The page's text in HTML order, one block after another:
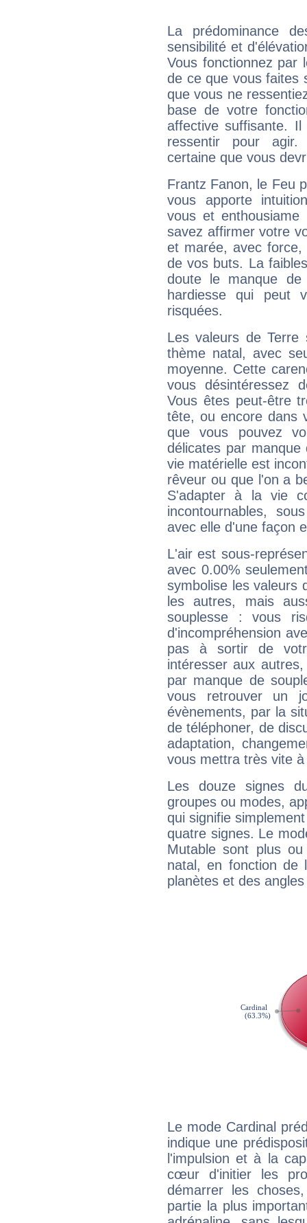
La prédominance
sensibilité et
Vous fonctionnez
de ce que vous faites
que vous ne
base de votre
affective suffisante.
ressentir pour agir.
certaine que vous
Frantz Fanon, le Feu
vous apporte
vous et
savez affirmer votre
et marée, avec
de vos buts. La
doute le manque
hardiesse qui peut
risquées.
Les valeurs de Terre
thème natal, avec
moyenne. Cette
vous désintéressez
Vous êtes peut-être
tête, ou encore dans
que vous pouvez
délicates par
vie matérielle est
rêveur ou que l'on a
S'adapter à la vie
incontournables,
avec elle d'une façon
L'air est sous-
avec 0.00%
symbolise les valeurs
les autres, mais
souplesse : vous
d'incompréhension
pas à sortir de
intéresser aux
par manque de
vous retrouver un
évènements, par la
de téléphoner, de
adaptation,
vous mettra très vite
Les douze signes
groupes ou modes,
qui signifie
quatre signes. Le
Mutable sont plus
natal, en fonction de
planètes et des
Le mode Cardinal
indique une
l'impulsion et à la
cœur d'initier les
démarrer les
partie la plus